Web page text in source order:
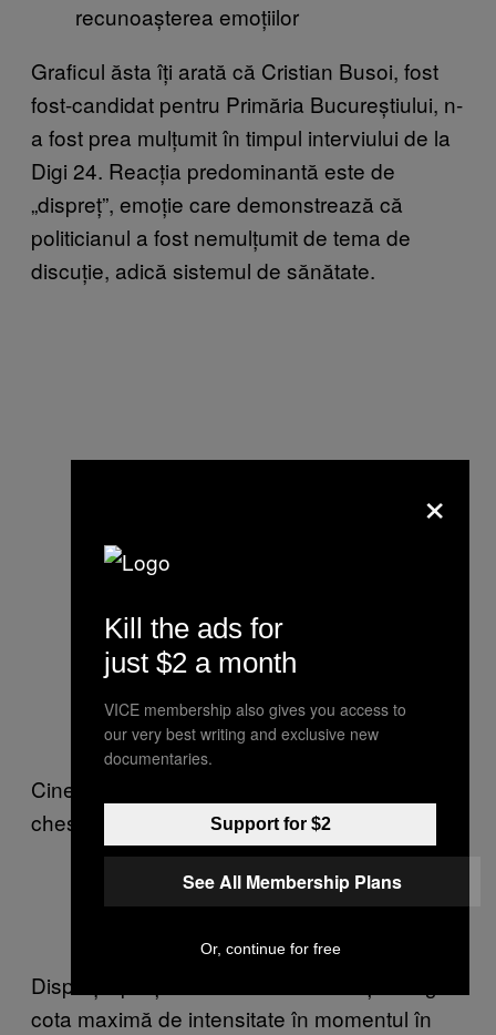
recunoașterea emoțiilor
Graficul ăsta îți arată că Cristian Busoi, fost
fost-candidat pentru Primăria Bucureștiului, n-
a fost prea mulțumit în timpul interviului de la
Digi 24. Reacția predominantă este de
„dispreț”, emoție care demonstrează că
politicianul a fost nemulțumit de tema de
discuție, adică sistemul de sănătate.
Cine știe, poate Busoi se aștepta să fie
chestionat pe cu totul alte subiecte.
Disprețul președintelui PNL București atinge
cota maximă de intensitate în momentul în
×
Kill the ads for
just $2 a month
VICE membership also gives you access to
our very best writing and exclusive new
documentaries.
Support for $2
See All Membership Plans
Or, continue for free